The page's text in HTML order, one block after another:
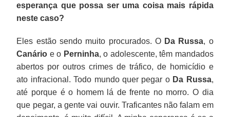
esperança que possa ser uma coisa mais rápida
neste caso?
Eles estão sendo muito procurados. O Da Russa, o
Canário e o Perninha, o adolescente, têm mandados
abertos por outros crimes de tráfico, de homicídio e
ato infracional. Todo mundo quer pegar o Da Russa,
até porque é o homem lá de frente no morro. O dia
que pegar, a gente vai ouvir. Traficantes não falam em